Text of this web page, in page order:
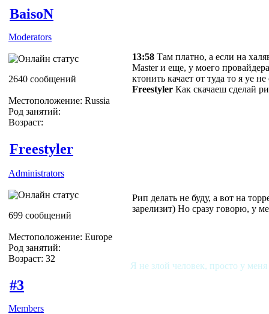
BaisoN
Moderators
2640 сообщений
Местоположение: Russia
Род занятий:
Возраст:
13:58 Там платно, а если на
Master и еще, у моего
ктонить качает от туда то я уе
Freestyler Как скачаеш сделай
Freestyler
Administrators
699 сообщений
Местоположение: Europe
Род занятий:
Возраст: 32
Рип делать не буду, а вот на
зарелизит) Но сразу говорю, у
Я не злой человек, просто у
#3
Members